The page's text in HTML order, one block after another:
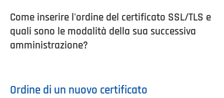
Come inserire l'ordine del certificato SSL/TLS e
quali sono le modalità della sua successiva
amministrazione?
Ordine di un nuovo certificato